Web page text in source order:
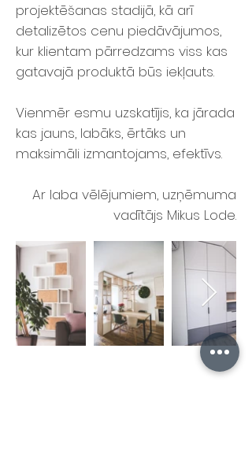
projektēšanas stadijā, kā arī
detalizētos cenu piedāvājumos,
kur klientam pārredzams viss kas
gatavajā produktā būs iekļauts.
Vienmēr esmu uzskatījis, ka jārada
kas jauns, labāks, ērtāks un
maksimāli izmantojams, efektīvs.
Ar laba vēlējumiem, uzņēmuma
vadītājs Mikus Lode.